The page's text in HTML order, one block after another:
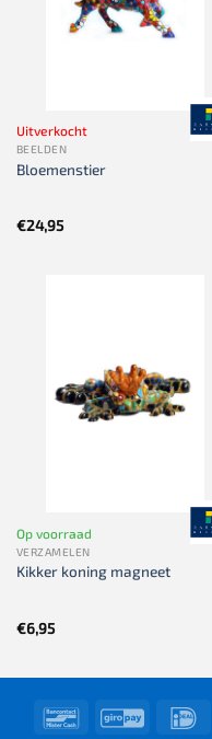
Uitverkocht
BEELDEN
Bloemenstier
€24,95
Op voorraad
VERZAMELEN
Kikker koning magneet
€6,95
BancontactGiroPay